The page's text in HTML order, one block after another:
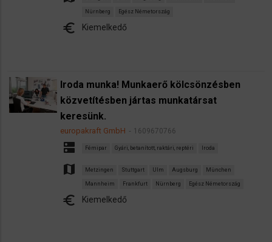
Nürnberg Egész Németország
euro Kiemelkedő
Iroda munka! Munkaerő kölcsönzésben
közvetítésben jártas munkatársat
keresünk.
europakraft GmbH 1609670766
dns Fémipar Gyári, betanított, raktári, reptéri Iroda
map Metzingen Stuttgart Ulm Augsburg München
Mannheim Frankfurt Nürnberg Egész Németország
euro Kiemelkedő